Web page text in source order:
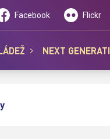
Facebook Flickr
NEXT